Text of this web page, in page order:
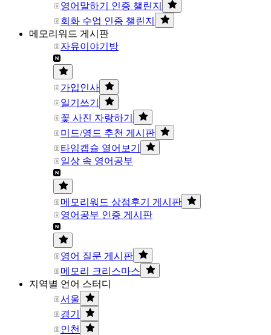
영어말하기 인증 챌린지
회화 수업 인증 챌린지
메모리워드 게시판
자유이야기방
가입인사
일기쓰기
꽃 사진 자랑하기
미드/영드 추천 게시판
타임캡슐 열어보기
일상 속 영어공부
메모리워드 상점후기 게시판
영어공부 인증 게시판
영어 질문 게시판
메모리 크리스마스
지역별 언어 스터디
서울
경기
인천